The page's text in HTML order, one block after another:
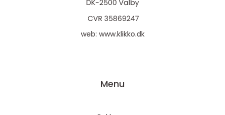
web: www.klikko.dk
Menu